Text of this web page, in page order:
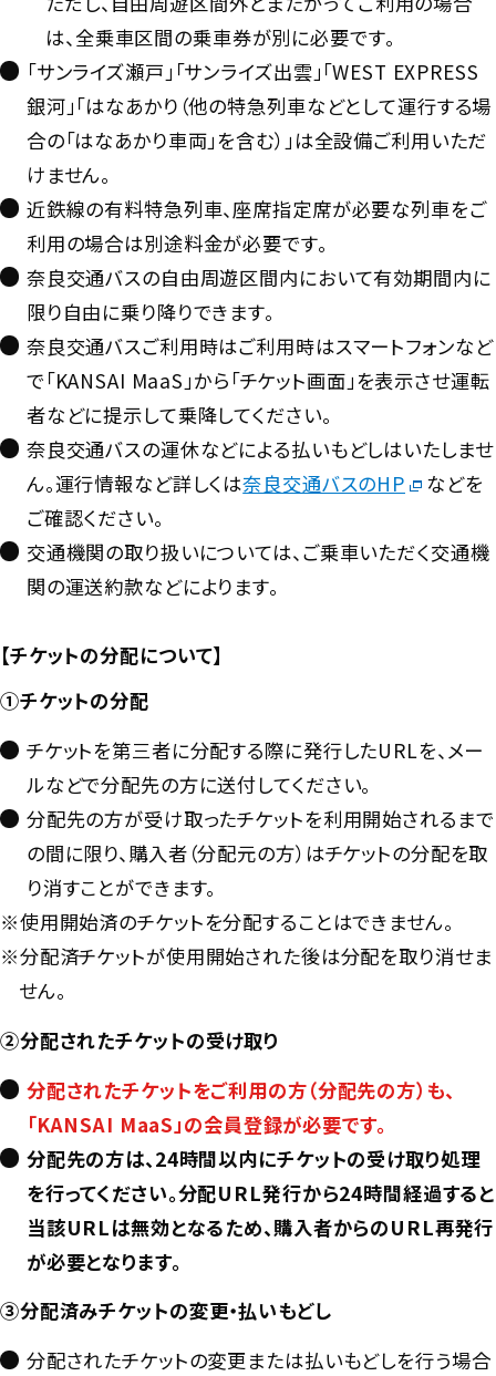
は、全乗車区間の乗車券が別に必要です。
「サンライズ瀬戸」「サンライズ出雲」「WEST EXPRESS
銀河」「はなあかり（他の特急列車などとして運行する場
合の「はなあかり車両」を含む）」は全設備ご利用いただ
けません。
近鉄線の有料特急列車、座席指定席が必要な列車をご
利用の場合は別途料金が必要です。
奈良交通バスの自由周遊区間内において有効期間内に
限り自由に乗り降りできます。
奈良交通バスご利用時はご利用時はスマートフォンなど
で「KANSAI MaaS」から「チケット画面」を表示させ運転
者などに提示して乗降してください。
奈良交通バスの運休などによる払いもどしはいたしませ
ん。運行情報など詳しくは奈良交通バスのHP
などを
ご確認ください。
交通機関の取り扱いについては、ご乗車いただく交通機
関の運送約款などによります。
【チケットの分配について】
①チケットの分配
チケットを第三者に分配する際に発行したURLを、メー
ルなどで分配先の方に送付してください。
分配先の方が受け取ったチケットを利用開始されるまで
の間に限り、購入者（分配元の方）はチケットの分配を取
り消すことができます。
※使用開始済のチケットを分配することはできません。
※分配済チケットが使用開始された後は分配を取り消せま
せん。
②分配されたチケットの受け取り
分配されたチケットをご利用の方（分配先の方）も、
「KANSAI MaaS」の会員登録が必要です。
分配先の方は、24時間以内にチケットの受け取り処理
を行ってください。分配URL発行から24時間経過すると
当該URLは無効となるため、購入者からのURL再発行
が必要となります。
③分配済みチケットの変更・払いもどし
分配されたチケットの変更または払いもどしを行う場合